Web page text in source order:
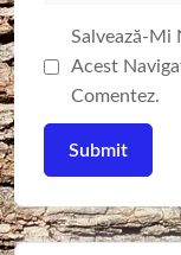
Salvează-Mi
Acest
Comentez.